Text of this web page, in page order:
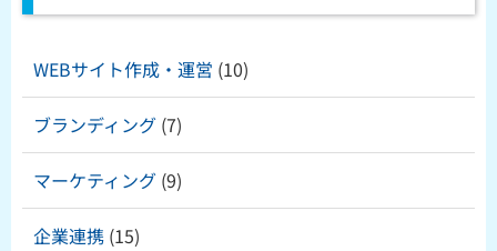
WEBサイト作成・運営 (10)
ブランディング (7)
マーケティング (9)
企業連携 (15)